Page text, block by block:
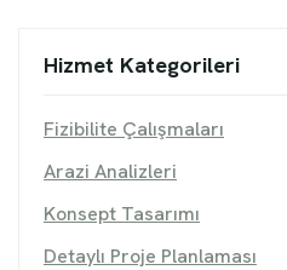
Hizmet Kategorileri
Fizibilite Çalışmaları
Arazi Analizleri
Konsept Tasarımı
Detaylı Proje Planlaması